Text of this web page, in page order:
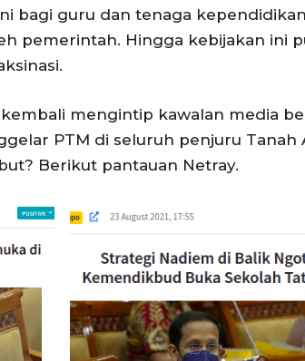
bagi guru dan tenaga
pemerintah. Hingga kebijakan ini
mengintip kawalan media
PTM di seluruh penjuru Tanah
Berikut pantauan Netray.